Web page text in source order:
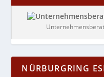
NÜRBURGRING